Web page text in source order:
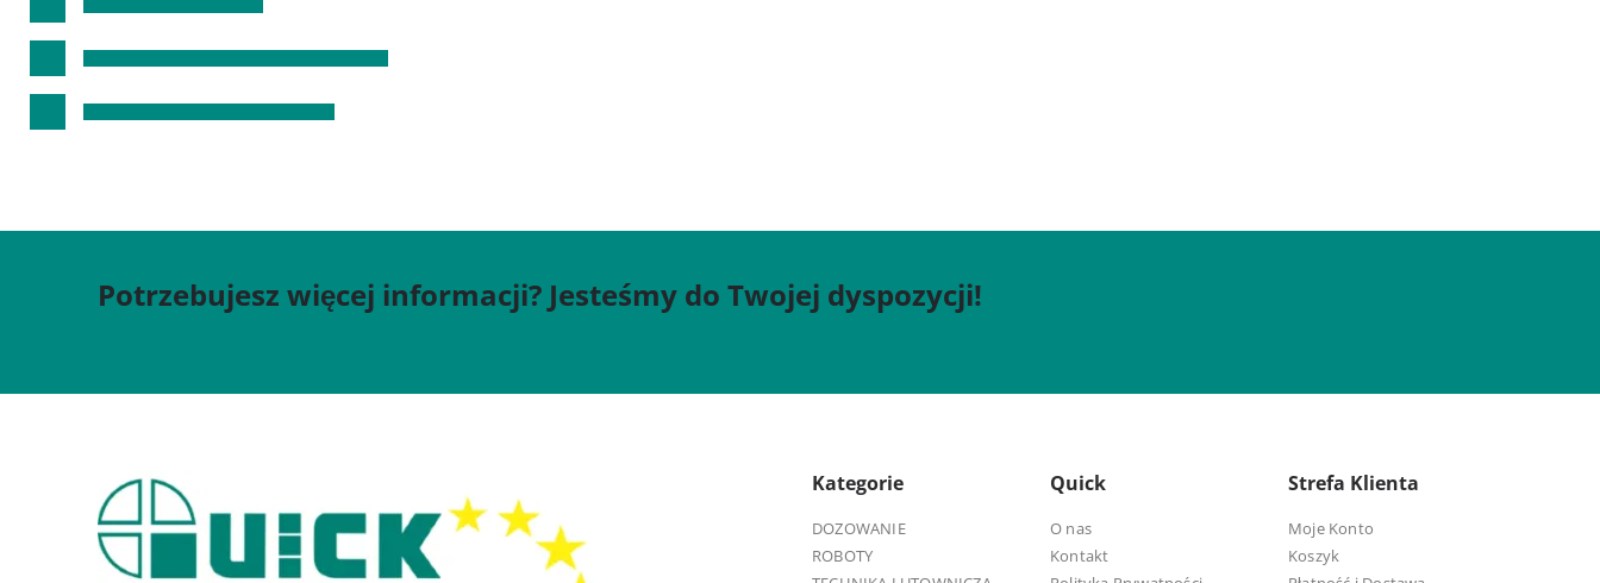
Potrzebujesz więcej informacji? Jesteśmy do Twojej dyspozycji!
Kategorie
DOZOWANIE
ROBOTY
Quick
O nas
Kontakt
Strefa Klienta
Moje Konto
Koszyk